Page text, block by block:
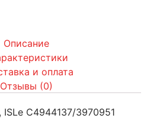
Описание
и оплата
Отзывы (0)
ISLe C4944137/3970951